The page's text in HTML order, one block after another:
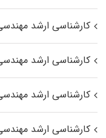
کارشناسی ارشد
کارشناسی ارشد
کارشناسی ارشد
کارشناسی ارشد